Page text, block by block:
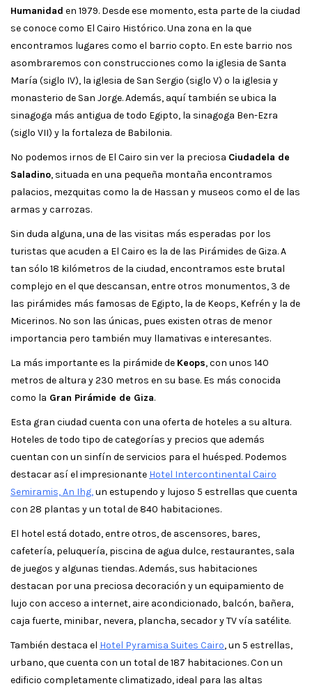
Humanidad en 1979. Desde ese momento, esta parte de la ciudad
se conoce como El Cairo Histórico. Una zona en la que
encontramos lugares como el barrio copto. En este barrio nos
asombraremos con construcciones como la iglesia de Santa
María (siglo IV), la iglesia de San Sergio (siglo V) o la iglesia y
monasterio de San Jorge. Además, aquí también se ubica la
sinagoga más antigua de todo Egipto, la sinagoga Ben-Ezra
(siglo VII) y la fortaleza de Babilonia.
No podemos irnos de El Cairo sin ver la preciosa Ciudadela de
Saladino, situada en una pequeña montaña encontramos
palacios, mezquitas como la de Hassan y museos como el de las
armas y carrozas.
Sin duda alguna, una de las visitas más esperadas por los
turistas que acuden a El Cairo es la de las Pirámides de Giza. A
tan sólo 18 kilómetros de la ciudad, encontramos este brutal
complejo en el que descansan, entre otros monumentos, 3 de
las pirámides más famosas de Egipto, la de Keops, Kefrén y la de
Micerinos. No son las únicas, pues existen otras de menor
importancia pero también muy llamativas e interesantes.
La más importante es la pirámide de Keops, con unos 140
metros de altura y 230 metros en su base. Es más conocida
como la Gran Pirámide de Giza.
Esta gran ciudad cuenta con una oferta de hoteles a su altura.
Hoteles de todo tipo de categorías y precios que además
cuentan con un sinfín de servicios para el huésped. Podemos
destacar así el impresionante Hotel Intercontinental Cairo
Semiramis, An Ihg,un estupendo y lujoso 5 estrellas que cuenta
con 28 plantas y un total de 840 habitaciones.
El hotel está dotado, entre otros, de ascensores, bares,
cafetería, peluquería, piscina de agua dulce, restaurantes, sala
de juegos y algunas tiendas. Además, sus habitaciones
destacan por una preciosa decoración y un equipamiento de
lujo con acceso a internet, aire acondicionado, balcón, bañera,
caja fuerte, minibar, nevera, plancha, secador y TV vía satélite.
También destaca el Hotel Pyramisa Suites Cairo, un 5 estrellas,
urbano, que cuenta con un total de 187 habitaciones. Con un
edificio completamente climatizado, ideal para las altas